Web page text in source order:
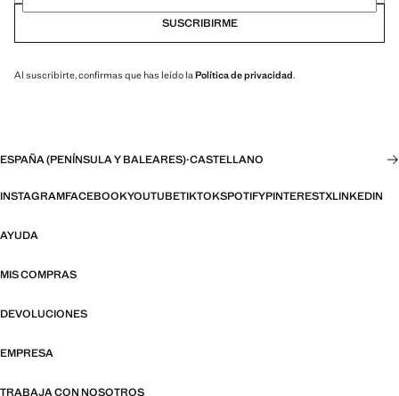
SUSCRIBIRME
Al suscribirte, confirmas que has leído la Política de privacidad.
ESPAÑA (PENÍNSULA Y BALEARES)·CASTELLANO
INSTAGRAMFACEBOOKYOUTUBETIKTOKSPOTIFYPINTERESTXLINKEDIN
AYUDA
MIS COMPRAS
DEVOLUCIONES
EMPRESA
TRABAJA CON NOSOTROS